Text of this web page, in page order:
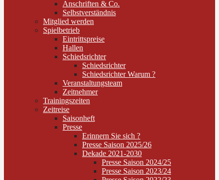
Anschriften & Co.
Selbstverständnis
Mitglied werden
Spielbetrieb
Eintrittspreise
Hallen
Schiedsrichter
Schiedsrichter
Schiedsrichter Warum ?
Veranstaltungsteam
Zeitnehmer
Trainingszeiten
Zeitreise
Saisonheft
Presse
Erinnern Sie sich ?
Presse Saison 2025/26
Dekade 2021-2030
Presse Saison 2024/25
Presse Saison 2023/24